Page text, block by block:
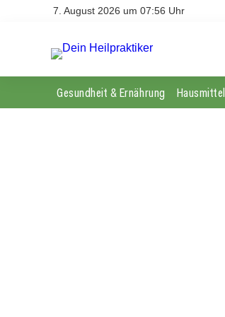
7. August 2026 um 07:56 Uhr
Gesundheit & Ernährung Hausmittel